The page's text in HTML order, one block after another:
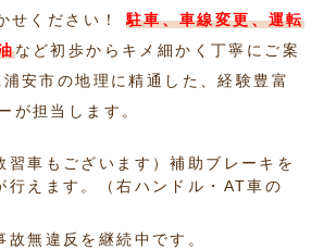
せください！駐車、車線変更、運転
など初歩からキメ細かく丁寧にご案
安市の地理に精通した、経験豊富
が担当します。
習車もございます）補助ブレーキを
行えます。（右ハンドル・AT車の
故無違反を継続中です。